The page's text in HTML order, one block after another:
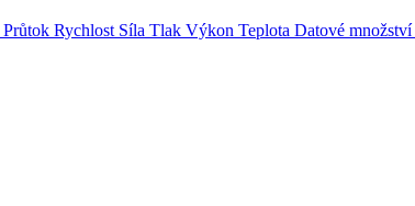
Průtok Rychlost Síla Tlak Výkon Teplota Datové množství